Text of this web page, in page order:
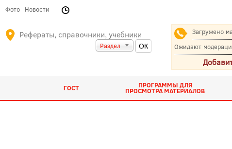
Фото Новости
Рефераты, справочники, учебники
Раздел
Загружено
Ожидают
ГОСТ ПРОГРАММЫ ДЛЯ
ПРОСМОТРА МАТЕРИАЛОВ